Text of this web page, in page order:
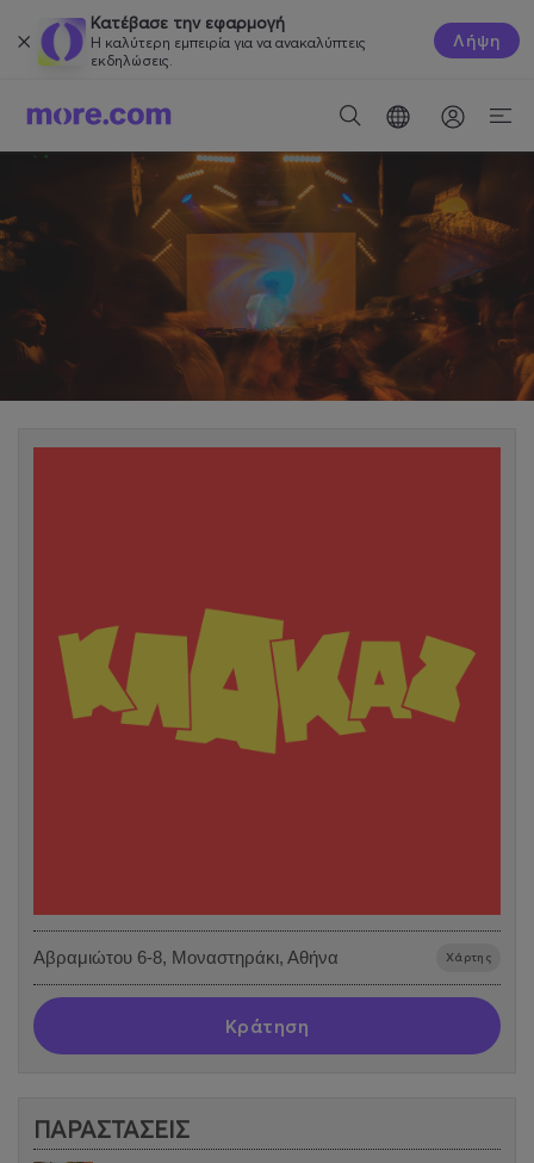
Κατέβασε την εφαρμογή
Η καλύτερη εμπειρία για να ανακαλύπτεις
εκδηλώσεις.
Λήψη
Αβραμιώτου 6-8, Μοναστηράκι, Αθήνα Χάρτης
Κράτηση
ΠΑΡΑΣΤΑΣΕΙΣ